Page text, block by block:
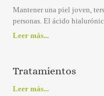
Mantener una piel joven,
personas. El ácido
Leer más...
Tratamientos
Leer más...